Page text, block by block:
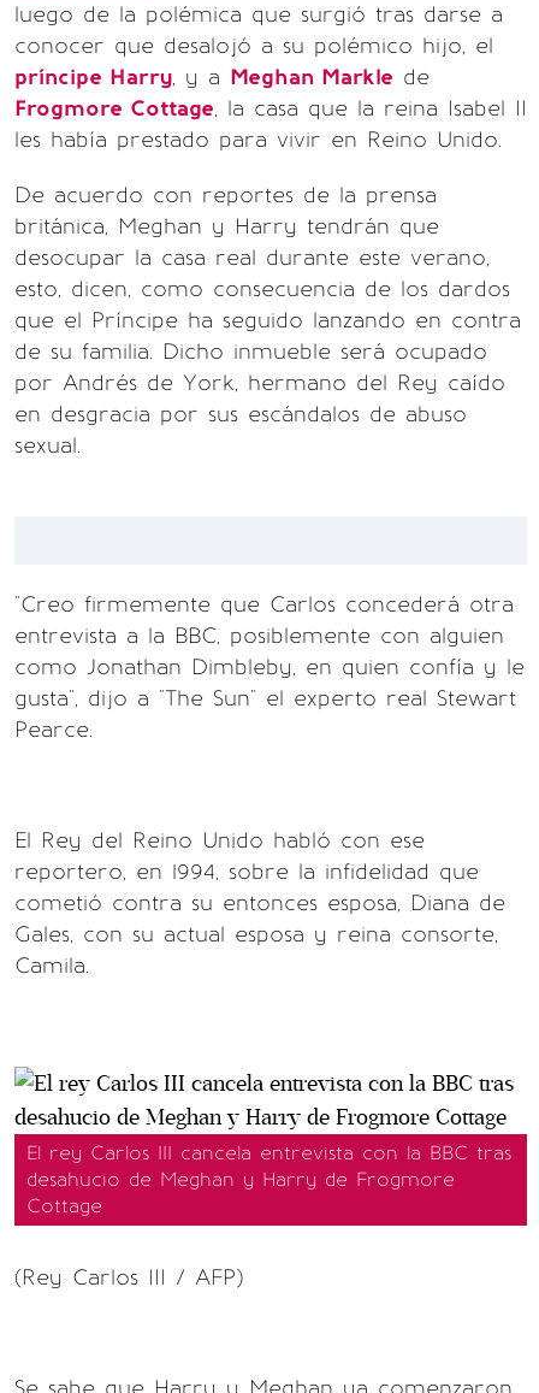
luego de la polémica que surgió tras darse a
conocer que desalojó a su polémico hijo, el
príncipe Harry, y a Meghan Markle de
Frogmore Cottage, la casa que la reina Isabel II
les había prestado para vivir en Reino Unido.
De acuerdo con reportes de la prensa
británica, Meghan y Harry tendrán que
desocupar la casa real durante este verano,
esto, dicen, como consecuencia de los dardos
que el Príncipe ha seguido lanzando en contra
de su familia. Dicho inmueble será ocupado
por Andrés de York, hermano del Rey caído
en desgracia por sus escándalos de abuso
sexual.
"Creo firmemente que Carlos concederá otra
entrevista a la BBC, posiblemente con alguien
como Jonathan Dimbleby, en quien confía y le
gusta", dijo a "The Sun" el experto real Stewart
Pearce.
El Rey del Reino Unido habló con ese
reportero, en 1994, sobre la infidelidad que
cometió contra su entonces esposa, Diana de
Gales, con su actual esposa y reina consorte,
Camila.
El rey Carlos III cancela entrevista con la BBC tras
desahucio de Meghan y Harry de Frogmore
Cottage
(Rey Carlos III / AFP)